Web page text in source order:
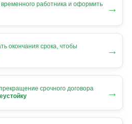
временного работника и оформить
→
окончания срока, чтобы
→
срочного договора
→